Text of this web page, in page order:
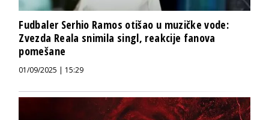
Fudbaler Serhio Ramos otišao u muzičke vode:
Zvezda Reala snimila singl, reakcije fanova
pomešane
01/09/2025 | 15:29